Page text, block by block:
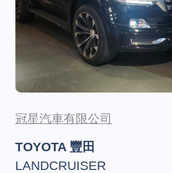
冠星汽車有限公司
TOYOTA 豐田
LANDCRUISER